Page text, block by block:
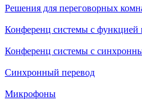
Решения для переговорных
Конференц системы с функцией
Конференц системы с
Синхронный перевод
Микрофоны